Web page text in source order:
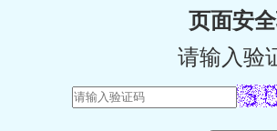
页面安
请输入验